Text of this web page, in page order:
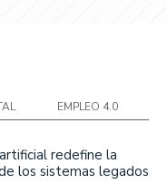
EMPLEO 4.0
redefine la
los sistemas legados